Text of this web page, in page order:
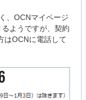
、OCNマイページ
ようですが、契約
はOCNに電話して